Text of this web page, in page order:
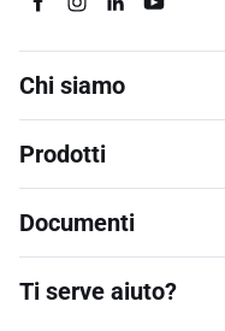
Chi siamo
Prodotti
Documenti
Ti serve aiuto?